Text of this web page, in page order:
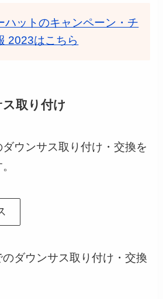
ハットのキャンペーン・チ
2023はこちら
取り付け
ウンサス取り付け・交換を
ダウンサス取り付け・交換